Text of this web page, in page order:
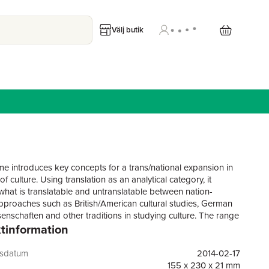
Välj butik
introduces key concepts for a trans/national expansion in
culture. Using translation as an analytical category, it
is translatable and untranslatable between nation-
such as British/American cultural studies, German
and other traditions in studying culture. The range
in the book covers both theoretical reflections and
perspectives on the study of culture. By testing
concepts – translation, cultural transfer, travelling concepts
2014-02-17
155 x 230 x 21 mm